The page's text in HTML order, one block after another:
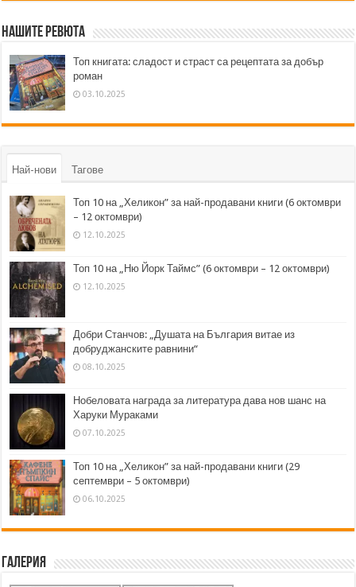
Нашите ревюта
Топ книгата: сладост и страст са рецептата за добър
роман
03.10.2025
Най-нови Тагове
Топ 10 на „Хеликон” за най-продавани книги (6 октомври
– 12 октомври)
12.10.2025
Топ 10 на „Ню Йорк Таймс” (6 октомври – 12 октомври)
12.10.2025
Добри Станчов: „Душата на България витае из
добруджанските равнини“
08.10.2025
Нобеловата награда за литература дава нов шанс на
Харуки Мураками
07.10.2025
Топ 10 на „Хеликон” за най-продавани книги (29
септември – 5 октомври)
06.10.2025
Галерия